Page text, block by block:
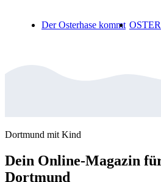
Der Osterhase kommt
Dortmund mit Kind
Dein Online-Magazin
Dortmund